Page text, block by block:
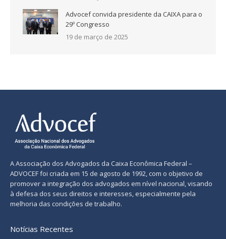
Advocef convida presidente da CAIXA para o
29º Congresso
19 de março de 2025
A Associação dos Advogados da Caixa Econômica Federal –
ADVOCEF foi criada em 15 de agosto de 1992, com o objetivo de
promover a integração dos advogados em nível nacional, visando
à defesa dos seus direitos e interesses, especialmente pela
melhoria das condições de trabalho.
Notícias Recentes